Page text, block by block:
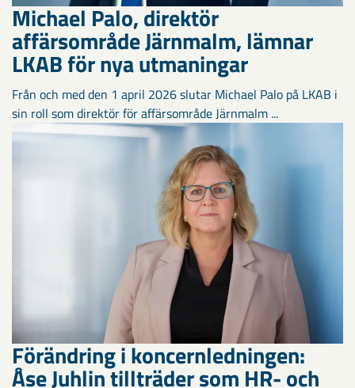
Michael Palo, direktör
affärsområde Järnmalm, lämnar
LKAB för nya utmaningar
Från och med den 1 april 2026 slutar Michael Palo på LKAB i
sin roll som direktör för affärsområde Järnmalm ...
Förändring i koncernledningen:
Åse Juhlin tillträder som HR- och